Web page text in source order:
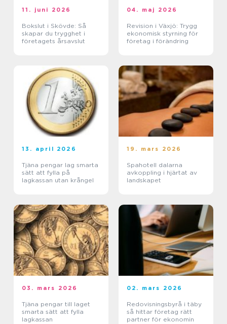
11. juni 2026
Bokslut i Skövde: Så
skapar du trygghet i
företagets årsavslut
04. maj 2026
Revision i Växjö: Trygg
ekonomisk styrning för
företag i förändring
13. april 2026
Tjäna pengar lag smarta
sätt att fylla på
lagkassan utan krångel
19. mars 2026
Spahotell dalarna
avkoppling i hjärtat av
landskapet
03. mars 2026
Tjäna pengar till laget
smarta sätt att fylla
lagkassan
02. mars 2026
Redovisningsbyrå i täby
så hittar företag rätt
partner för ekonomin